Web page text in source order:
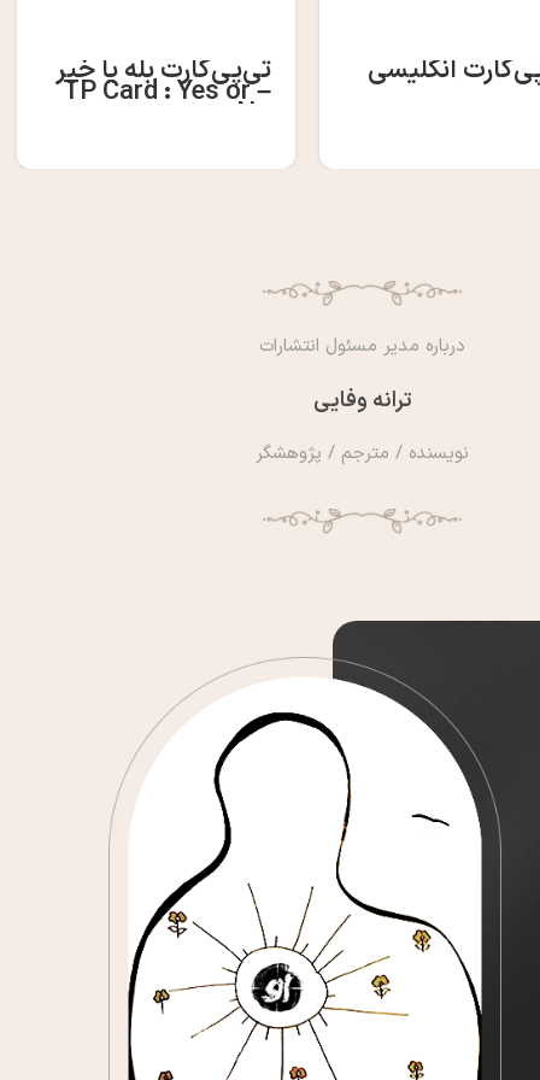
انگلیسی تی‌پی‌کارت بله یا خیر
– TP Card : Yes or
No
درباره مدیر مسئول انتشارات
ترانه وفایی
نویسنده / مترجم / پژوهشگر